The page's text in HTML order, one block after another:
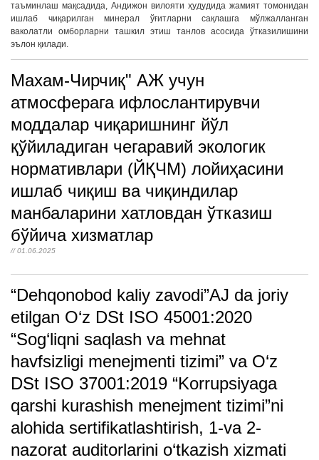
таъминлаш мақсадида, Андижон вилояти ҳудудида жамият томонидан
ишлаб чиқарилган минерал ўғитларни сақлашга мўлжалланган
ваколатли омборларни ташкил этиш танлов асосида ўтказилишини
эълон қилади.
Махам-Чирчиқ" АЖ учун
атмосферага ифлослантирувчи
моддалар чиқаришнинг йўл
қўйиладиган чегаравий экологик
нормативлари (ЙҚЧМ) лойиҳасини
ишлаб чиқиш ва чиқиндилар
манбаларини хатловдан ўтказиш
бўйича хизматлар
// 01.06.2025
“Dehqonobod kaliy zavodi”AJ da joriy
etilgan O‘z DSt ISO 45001:2020
“Sog‘liqni saqlash va mehnat
havfsizligi menejmenti tizimi” va O‘z
DSt ISO 37001:2019 “Korrupsiyaga
qarshi kurashish menejment tizimi”ni
alohida sertifikatlashtirish, 1-va 2-
nazorat auditorlarini o‘tkazish xizmati